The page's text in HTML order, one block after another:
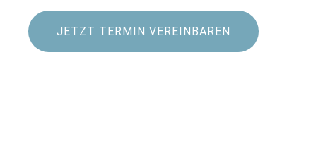
JETZT TERMIN VEREINBAREN